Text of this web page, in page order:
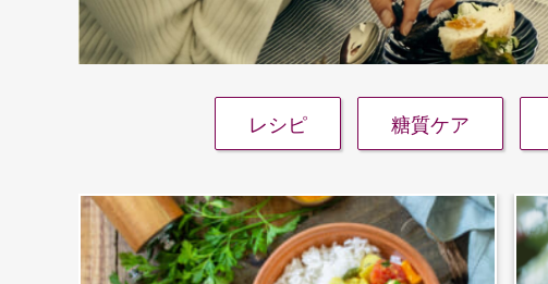
レシピ 糖質ケア